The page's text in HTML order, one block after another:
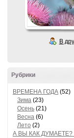
В
Рубрики
ВРЕМЕНА ГОДА (52)
Зима (23)
Осень (21)
Весна (6)
Лето (2)
А ВЫ КАК ДУМАЕТЕ?